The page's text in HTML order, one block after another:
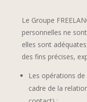
Le Groupe
personnelles ne
elles sont
des fins précises,
Les opérations
cadre de la